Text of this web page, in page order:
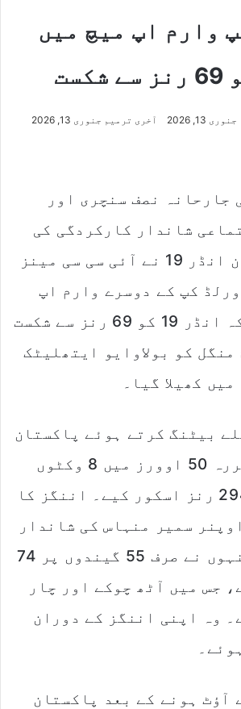
کپ وارم اپ میچ میں
جنوری 13, 2026 آخری ترمیم جنوری 13, 2026
جارحانہ نصف سنچری اور
شاندار کارکردگی کی
بدولت پاکستان انڈر 19 نے آئی سی سی مینز
کرکٹ ورلڈ کپ کے دوسرے وارم اپ
میچ میں امریکہ انڈر 19 کو 69 رنز سے شکست
کو بولاوایو ایتھلیٹک
کھیلا گیا۔
بیٹنگ کرتے ہوئے پاکستان
انڈر 19 نے مقررہ 50 اوورز میں 8 وکٹوں
کے نقصان پر 294 رنز اسکور کیے۔ اننگز کا
سمیر منہاس کی شاندار
بیٹنگ رہی، جنہوں نے صرف 55 گیندوں پر 74
جس میں آٹھ چوکے اور چار
وہ اپنی اننگز کے دوران
آؤٹ ہونے کے بعد پاکستان